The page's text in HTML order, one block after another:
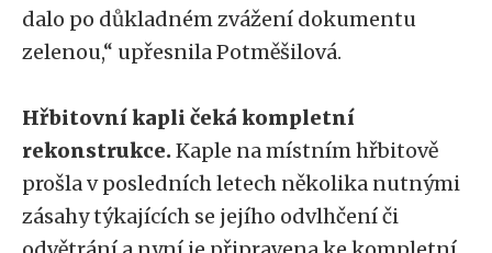
dalo po důkladném zvážení dokumentu
zelenou,“ upřesnila Potměšilová.
Hřbitovní kapli čeká kompletní
rekonstrukce.Kaple na místním hřbitově
prošla v posledních letech několika nutnými
zásahy týkajících se jejího odvlhčení či